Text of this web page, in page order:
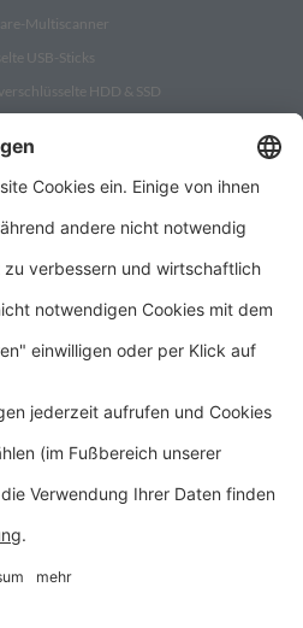
Multiscanner
USB-Sticks
HDD & SSD
Sticks